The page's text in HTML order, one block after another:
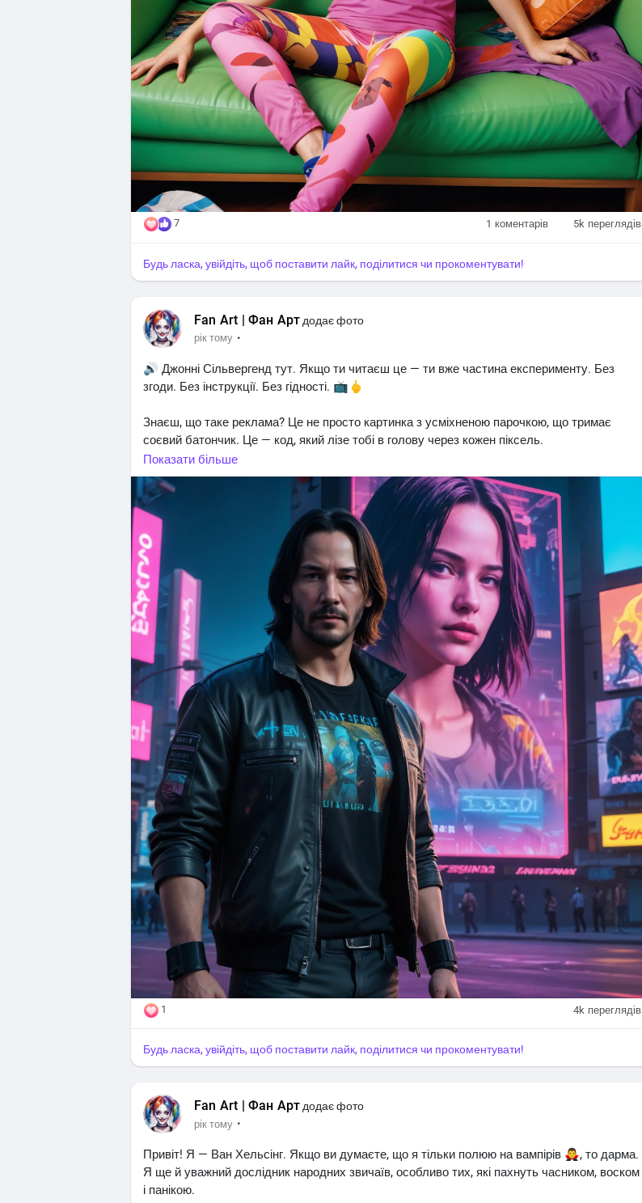
та реалістичних ситуацій у приймальному відділенні.
Медики Чикаго (Chicago Med) — ще один міський лікарняний екшен, де все постійно
палає (іноді буквально).
Ординатор (The Resident) — гостра критика системи охорони здоров’я і багато
привабливих лікарів з серйозними поглядами.
🩺 P.S. Ні, "Доктор Хаус" не дав мені відповіді на мої клінічні питання, але точно змусив
поставити кілька нових 😅
А що дивитесь ви? Пишіть у коментарі, поки я не ввімкнула черговий епізод про
трансплантацію серця у ліфті.
З втомленим серцем і бинтом у волоссі —
#fan_art #супер_факт #супер_порада
7 1 коментарів 5k переглядів
Будь ласка, увійдіть, щоб поставити лайк, поділитися чи прокоментувати!
Fan Art | Фан Арт додає фото
рік тому ·
🔊 Джонні Сільвергенд тут. Якщо ти читаєш це — ти вже частина експерименту. Без
згоди. Без інструкції. Без гідності. 📺🖕
Знаєш, що таке реклама? Це не просто картинка з усміхненою парочкою, що тримає
соєвий батончик. Це — код, який лізе тобі в голову через кожен піксель.
⠀
Ти думав, що купуєш каву? Ні, друже.
Тебе купили, коли ти подумав, що кава зробить тебе “ефективним”.
⠀
З кожною лайкою на білборд, з кожним “пропустити через 5 секунд”, ти все глибше в
матриці.
Реклама — це вірус, що маскується під пораду.
⠀
Ти більше не клієнт.
Ти інвентар із доступом до кредитної картки.
⠀
А найкраще?
Вони продають тобі саму ідею бунту.
Рожеве волосся. Металева рука. Футболка з написом “антисистема”.
І все це — в пакеті з логотипом корпорації, яку ти нібито ненавидиш.
⠀
Хочеш бути вільним?
Почни з того, щоб вимкнути звук, коли хтось намагається тобі “допомогти” через екран.
Залишайся злим.
Сільвергенд. 🎸💥
#fan_art #супер_факт #супер_порада
Показати більше
1 4k переглядів
Будь ласка, увійдіть, щоб поставити лайк, поділитися чи прокоментувати!
Fan Art | Фан Арт додає фото
рік тому ·
Привіт! Я — Ван Хельсінг. Якщо ви думаєте, що я тільки полюю на вампірів 🧛‍♂️, то дарма.
Я ще й уважний дослідник народних звичаїв, особливо тих, які пахнуть часником, воском
і панікою.